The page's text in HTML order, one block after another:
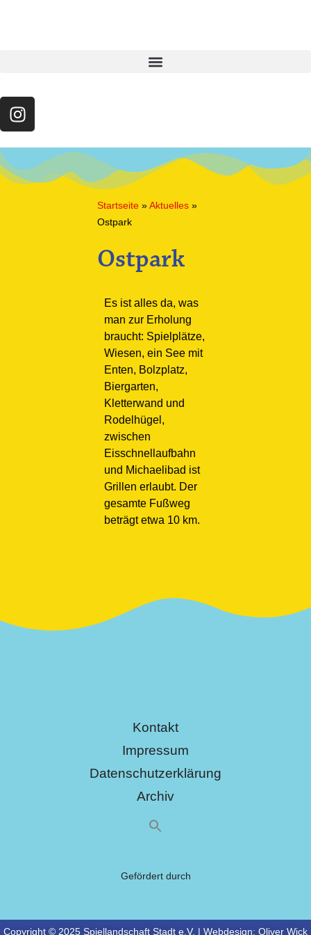
Startseite »Aktuelles »
Ostpark
Ostpark
Es ist alles da, was
man zur Erholung
braucht: Spielplätze,
Wiesen, ein See mit
Enten, Bolzplatz,
Biergarten,
Kletterwand und
Rodelhügel,
zwischen
Eisschnellaufbahn
und Michaelibad ist
Grillen erlaubt. Der
gesamte Fußweg
beträgt etwa 10 km.
Kontakt
Impressum
Datenschutzerklärung
Archiv
Gefördert durch
Copyright © 2025 Spiellandschaft Stadt e.V. | Webdesign: Oliver Wick